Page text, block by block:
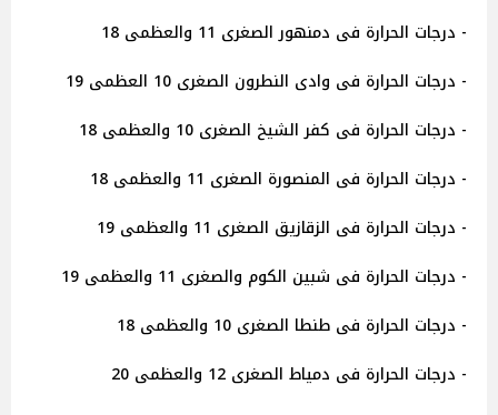
- درجات الحرارة فى دمنهور الصغرى 11 والعظمى 18
- درجات الحرارة فى وادى النطرون الصغرى 10 العظمى 19
- درجات الحرارة فى كفر الشيخ الصغرى 10 والعظمى 18
- درجات الحرارة فى المنصورة الصغرى 11 والعظمى 18
- درجات الحرارة فى الزقازيق الصغرى 11 والعظمى 19
- درجات الحرارة فى شبين الكوم والصغرى 11 والعظمى 19
- درجات الحرارة فى طنطا الصغرى 10 والعظمى 18
- درجات الحرارة فى دمياط الصغرى 12 والعظمى 20